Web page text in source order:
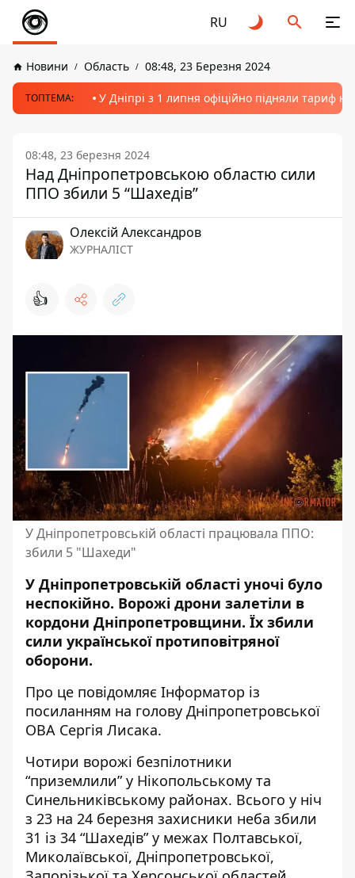
RU
Новини Область 08:48, 23 Березня 2024
ТОПТЕМА: У Дніпрі з 1 липня офіційно підняли тариф
08:48, 23 березня 2024
Над Дніпропетровською областю сили
ППО збили 5 “Шахедів”
Олексій Александров
ЖУРНАЛІСТ
👍
У Дніпропетровській області працювала ППО:
збили 5 "Шахеди"
У Дніпропетровській області уночі було
неспокійно. Ворожі дрони залетіли в
кордони Дніпропетровщини. Їх збили
сили української протиповітряної
оборони.
Про це повідомляє Інформатор із
посиланням на голову Дніпропетровської
ОВА Сергія Лисака.
Чотири ворожі безпілотники
“приземлили” у Нікопольському та
Синельниківському районах. Всього у ніч
з 23 на 24 березня захисники неба збили
31 із 34 “Шахедів” у межах Полтавської,
Миколаївської, Дніпропетровської,